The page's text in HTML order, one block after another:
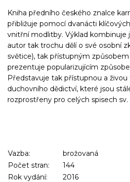
Kniha předního českého znalce
přibližuje pomocí dvanácti
vnitřní modlitby. Výklad kombinuje
autor tak trochu dělí o své osobní
světice), tak přístupným
prezentuje popularizujícím
Představuje tak přístupnou a
duchovního dědictví, které jsou
rozprostřeny pro celých spisech sv.
Vazba:
brožovaná
Počet stran:
144
Rok vydání:
2016